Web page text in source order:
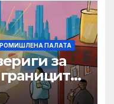
ПАЛАТА
за